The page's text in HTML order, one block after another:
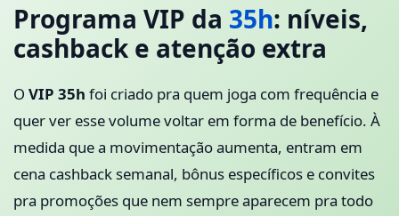
Programa VIP da 35h: níveis,
cashback e atenção extra
O VIP 35h foi criado pra quem joga com frequência e
quer ver esse volume voltar em forma de benefício. À
medida que a movimentação aumenta, entram em
cena cashback semanal, bônus específicos e convites
pra promoções que nem sempre aparecem pra todo